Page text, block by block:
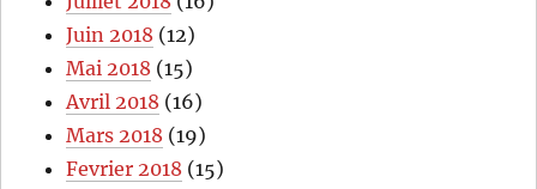
Juin 2018 (12)
Mai 2018 (15)
Avril 2018 (16)
Mars 2018 (19)
Fevrier 2018 (15)